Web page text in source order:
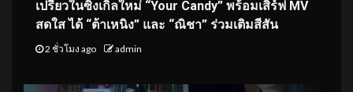
เปรี้ยวในซิงเกิลใหม่ “Your Candy” พร้อมเสิร์ฟ MV
สดใส ได้ “ต้าเหนิง” และ “ณิชา” ร่วมเติมสีสัน
2 ชั่วโมง ago admin